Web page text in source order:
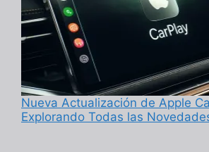
Nueva Actualización de Apple
Explorando Todas las